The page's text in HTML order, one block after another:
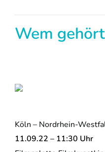
Wem
Köln – Nordrhein-
11.09.22 – 11:30 Uhr